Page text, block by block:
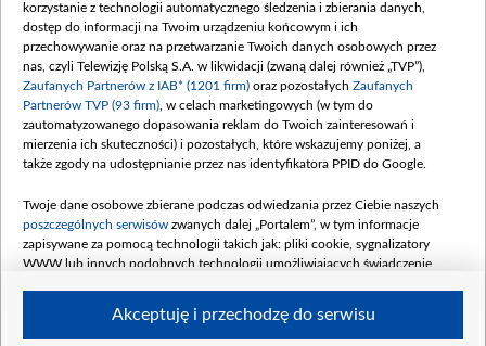
korzystanie z technologii automatycznego śledzenia i zbierania danych,
dostęp do informacji na Twoim urządzeniu końcowym i ich
przechowywanie oraz na przetwarzanie Twoich danych osobowych przez
nas, czyli Telewizję Polską S.A. w likwidacji (zwaną dalej również „TVP”),
Zaufanych Partnerów z IAB* (1201 firm) oraz pozostałych Zaufanych
Partnerów TVP (93 firm) , w celach marketingowych (w tym do
zautomatyzowanego dopasowania reklam do Twoich zainteresowań i
mierzenia ich skuteczności) i pozostałych, które wskazujemy poniżej, a
także zgody na udostępnianie przez nas identyfikatora PPID do Google.
Twoje dane osobowe zbierane podczas odwiedzania przez Ciebie naszych
poszczególnych serwisów zwanych dalej „Portalem”, w tym informacje
zapisywane za pomocą technologii takich jak: pliki cookie, sygnalizatory
WWW lub innych podobnych technologii umożliwiających świadczenie
Akceptuję i przechodzę do serwisu